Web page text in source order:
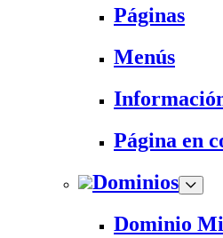
Páginas
Menús
Página en
Dominios
Dominio